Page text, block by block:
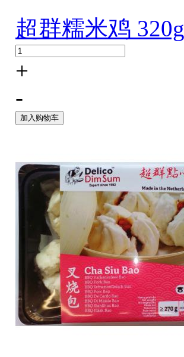
超群糯米鸡 320g
+
-
加入购物车